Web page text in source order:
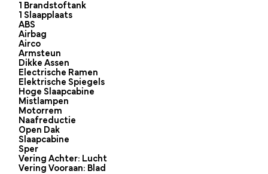
1 Brandstoftank
1 Slaapplaats
ABS
Airbag
Airco
Armsteun
Dikke Assen
Electrische Ramen
Elektrische Spiegels
Hoge Slaapcabine
Mistlampen
Motorrem
Naafreductie
Open Dak
Slaapcabine
Sper
Vering Achter: Lucht
Vering Vooraan: Blad